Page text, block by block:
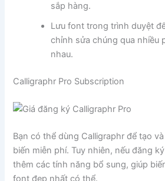
sắp hàng.
Lưu font trong trình duyệt
chỉnh sửa chúng qua nhiều
nhau.
Calligraphr Pro Subscription
Bạn có thể dùng Calligraphr để tạo
biến miễn phí. Tuy nhiên, nếu đăng
thêm các tính năng bổ sung, giúp
font đẹp nhất có thể.